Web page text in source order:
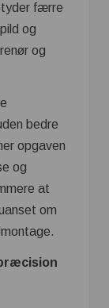
færre
og
og
bedre
opgaven
og
at
om